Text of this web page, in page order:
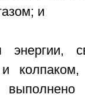
и
энергии,
колпаком,